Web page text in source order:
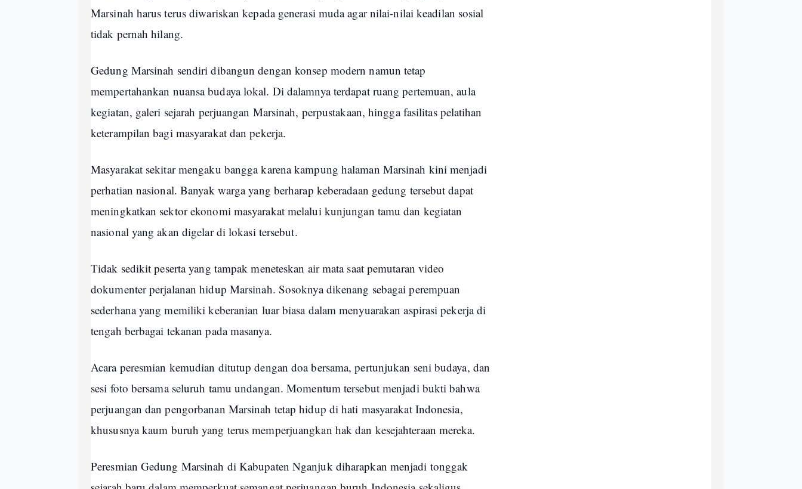
Marsinah harus terus diwariskan kepada generasi muda agar nilai-nilai keadilan sosial
tidak pernah hilang.
Gedung Marsinah sendiri dibangun dengan konsep modern namun tetap
mempertahankan nuansa budaya lokal. Di dalamnya terdapat ruang pertemuan, aula
kegiatan, galeri sejarah perjuangan Marsinah, perpustakaan, hingga fasilitas pelatihan
keterampilan bagi masyarakat dan pekerja.
Masyarakat sekitar mengaku bangga karena kampung halaman Marsinah kini menjadi
perhatian nasional. Banyak warga yang berharap keberadaan gedung tersebut dapat
meningkatkan sektor ekonomi masyarakat melalui kunjungan tamu dan kegiatan
nasional yang akan digelar di lokasi tersebut.
Tidak sedikit peserta yang tampak meneteskan air mata saat pemutaran video
dokumenter perjalanan hidup Marsinah. Sosoknya dikenang sebagai perempuan
sederhana yang memiliki keberanian luar biasa dalam menyuarakan aspirasi pekerja di
tengah berbagai tekanan pada masanya.
Acara peresmian kemudian ditutup dengan doa bersama, pertunjukan seni budaya, dan
sesi foto bersama seluruh tamu undangan. Momentum tersebut menjadi bukti bahwa
perjuangan dan pengorbanan Marsinah tetap hidup di hati masyarakat Indonesia,
khususnya kaum buruh yang terus memperjuangkan hak dan kesejahteraan mereka.
Peresmian Gedung Marsinah di Kabupaten Nganjuk diharapkan menjadi tonggak